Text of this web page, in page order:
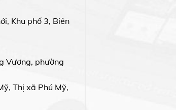
Khu phố 3, Biên
Vương, phường
Thị xã Phú Mỹ,